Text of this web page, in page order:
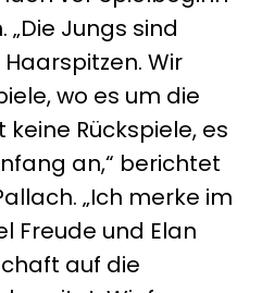
„Die Jungs sind
Wir
wo es um die
Rückspiele, es
an,“ berichtet
„Ich merke im
Freude und Elan
auf die